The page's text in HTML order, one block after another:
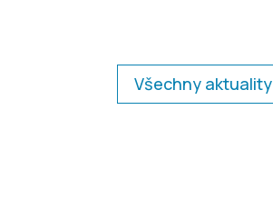
Všechny aktuality